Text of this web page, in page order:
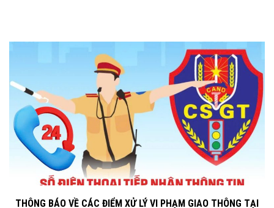
THÔNG BÁO VỀ CÁC ĐIỂM XỬ LÝ VI PHẠM GIAO THÔNG TẠI